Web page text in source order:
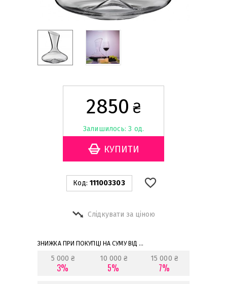
2850 ₴
Залишилось: 3 од.
Код: 111003303
Слідкувати за ціною
ЗНИЖКА ПРИ ПОКУПЦІ НА СУМУ ВІД ...
5 000 ₴
3%
10 000 ₴
5%
15 000 ₴
7%